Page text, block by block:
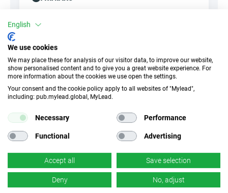
Conversion-Typ
Verkauf
Unerlaubter
k.A.
k.A.
✓Ja
English
We use cookies
We may place these for analysis of our visitor data, to improve our website,
show personalised content and to give you a great website experience. For
more information about the cookies we use open the settings.
Your consent and the cookie policy apply to all websites of "Mylead",
including: pub.mylead.global, MyLead.
Necessary Performance
Functional Advertising
Accept all Save selection
Deny No, adjust